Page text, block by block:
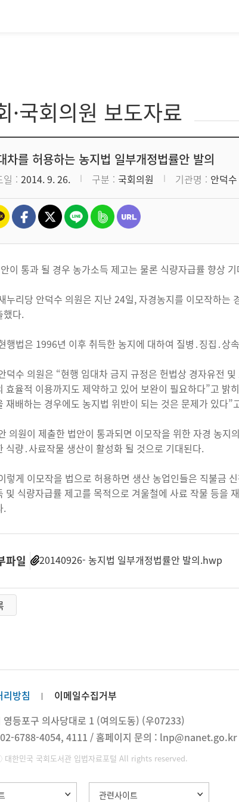
·국회의원 보도자료
차를 허용하는 농지법 일부개정법률안 발의
일 2014. 9. 26. 구분 국회의원 기관명 안덕
이 통과 될 경우 농가소득 제고는 물론 식량자급률 향상
누리당 안덕수 의원은 지난 24일, 자경농지를 이모작하는
했다.
행법은 1996년 이후 취득한 농지에 대하여 질병․징집․상
덕수 의원은 “현행 임대차 금지 규정은 헌법상 경자유전
효율적 이용까지도 제약하고 있어 보완이 필요하다”고 밝
재배하는 경우에도 농지법 위반이 되는 것은 문제가 있다”
의원이 제출한 법안이 통과되면 이모작을 위한 자경 농지
식량․사료작물 생산이 활성화 될 것으로 기대된다.
렇게 이모작을 법으로 허용하면 생산 농업인들은 직불금
및 식량자급률 제고를 목적으로 겨울철에 사료 작물 등을
.
파일 20140926- 농지법 일부개정법률안 발의.hwp
리방침
이메일수집거부
영등포구 의사당대로 1 (여의도동) (우07233)
02-6788-4054, 4111 / 홈페이지 문의 : lnp@nanet.go.kr
한민국 국회도서관 입법자료포털 All rights reserved.
관련사이트